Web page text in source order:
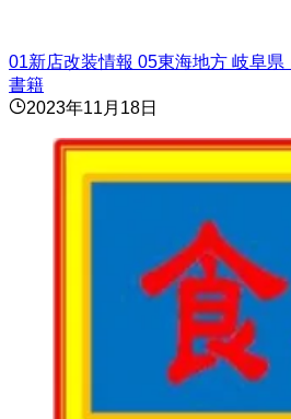
01新店改装情報 05東海地方 岐阜県
書籍
2023年11月18日